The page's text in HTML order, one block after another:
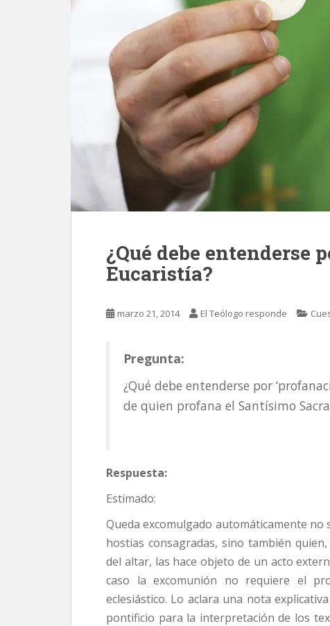
¿Qué debe entenderse
Eucaristía?
marzo 21, 2014 El Teólogo responde
Pregunta:
¿Qué debe entenderse por
de quien profana el Santísimo
Respuesta:
Estimado:
Queda excomulgado automáticamente no
hostias consagradas, sino también
del altar, las hace objeto de un acto
caso la excomunión no requiere el
eclesiástico. Lo aclara una nota
pontificio para la interpretación de los